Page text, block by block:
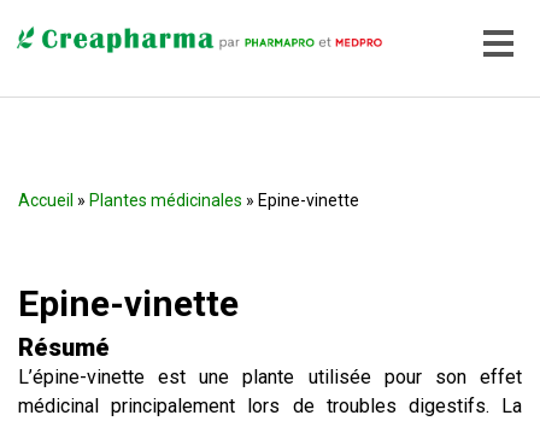
Accueil » Plantes médicinales » Epine-vinette
Epine-vinette
Résumé
L’épine-vinette est une plante utilisée pour son effet
médicinal principalement lors de troubles digestifs. La